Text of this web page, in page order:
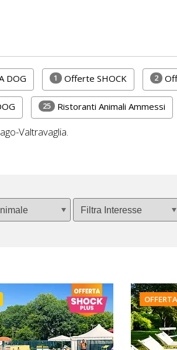
DOG 1 Offerte SHOCK 2
25 Ristoranti Animali Ammessi
Valtravaglia.
OFFERTA